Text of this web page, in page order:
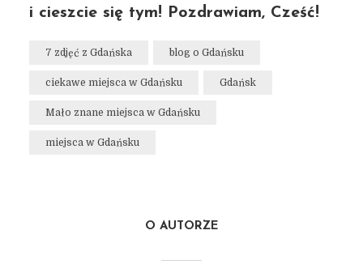
i cieszcie się tym! Pozdrawiam, Cześć!
7 zdjęć z Gdańska blog o Gdańsku
ciekawe miejsca w Gdańsku Gdańsk
Mało znane miejsca w Gdańsku
miejsca w Gdańsku
O AUTORZE